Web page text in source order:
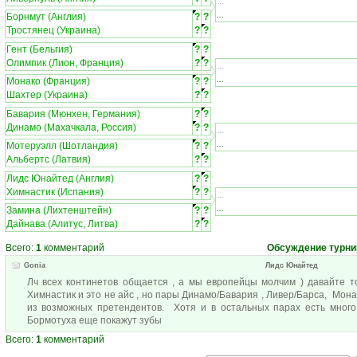
Борнмут (Англия)
? ?
Тростянец (Украина)
? ?
...
Гент (Бельгия) ? ?
Олимпик (Лион, Франция)
? ?
Монако (Франция)
? ?
Шахтер (Украина)
? ?
...
...
Бавария (Мюнхен, Германия) ? ?
Динамо (Махачкала, Россия)
? ?
Мотеруэлл (Шотландия)
? ?
Альбертс (Латвия)
? ?
...
...
Лидс Юнайтед (Англия) ? ?
Химнастик (Испания)
? ?
Замина (Лихтенштейн)
? ?
Дайнава (Алитус, Литва)
? ?
...
...
Всего: 1 комментарий Обсуждение
Gonia Лидс Юнайтед
Лч всех континетов общается , а мы европейцы молчим ) давайте
Химнастик и это не айс , но пары Динамо/Бавария , Ливер/Барса,
из возможных претендентов. Хотя и в остальных парах есть
Бормотуха еще покажут зубы
Всего: 1 комментарий